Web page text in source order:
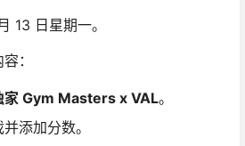
13 日星期一。
：
家 Gym Masters x VAL。
添加分数。